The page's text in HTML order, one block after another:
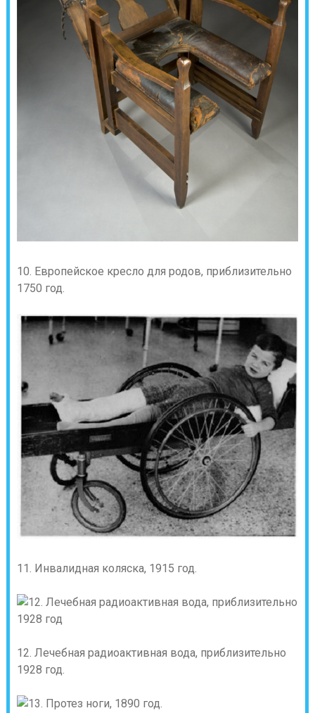
10. Европейское кресло для родов, приблизительно
1750 год.
11. Инвалидная коляска, 1915 год.
12. Лечебная радиоактивная вода, приблизительно
1928 год.